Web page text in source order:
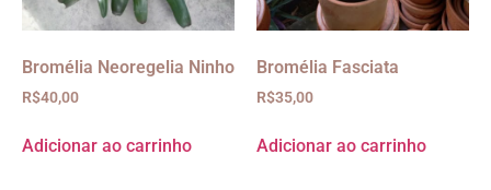
Bromélia Neoregelia Ninho
R$40,00
Adicionar ao carrinho
Bromélia Fasciata
R$35,00
Adicionar ao carrinho